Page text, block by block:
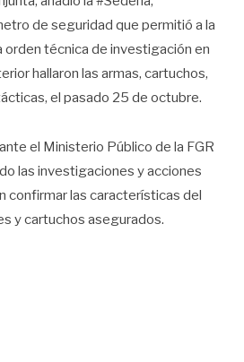
de seguridad que permitió a la
orden técnica de investigación en
hallaron las armas, cartuchos,
el pasado 25 de octubre.
el Ministerio Público de la FGR
las investigaciones y acciones
confirmar las características del
y cartuchos asegurados.